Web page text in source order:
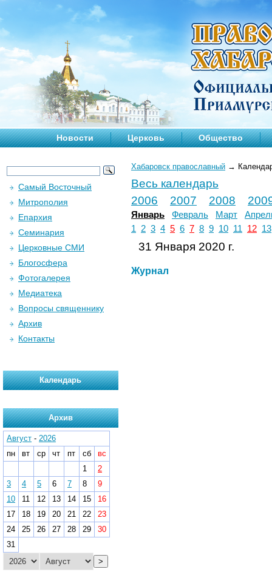
Новости Церковь Общество
Хабаровск православный →
Весь календарь
2006
2007 2008
Январь Февраль Март
1
2 3 4 5 6 7 8 9 10 11 12 13
31 Января 2020 г.
Журнал
Самый Восточный
Митрополия
Епархия
Семинария
Церковные СМИ
Блогосфера
Фотогалерея
Медиатека
Вопросы священнику
Архив
Контакты
Календарь
Архив
Август - 2026
пн
вт ср чт пт сб
вс
1
2
3
4 5 6 7 8
9
10
11 12 13 14 15
16
17
18 19 20 21 22
23
24
25 26 27 28 29
30
31
>